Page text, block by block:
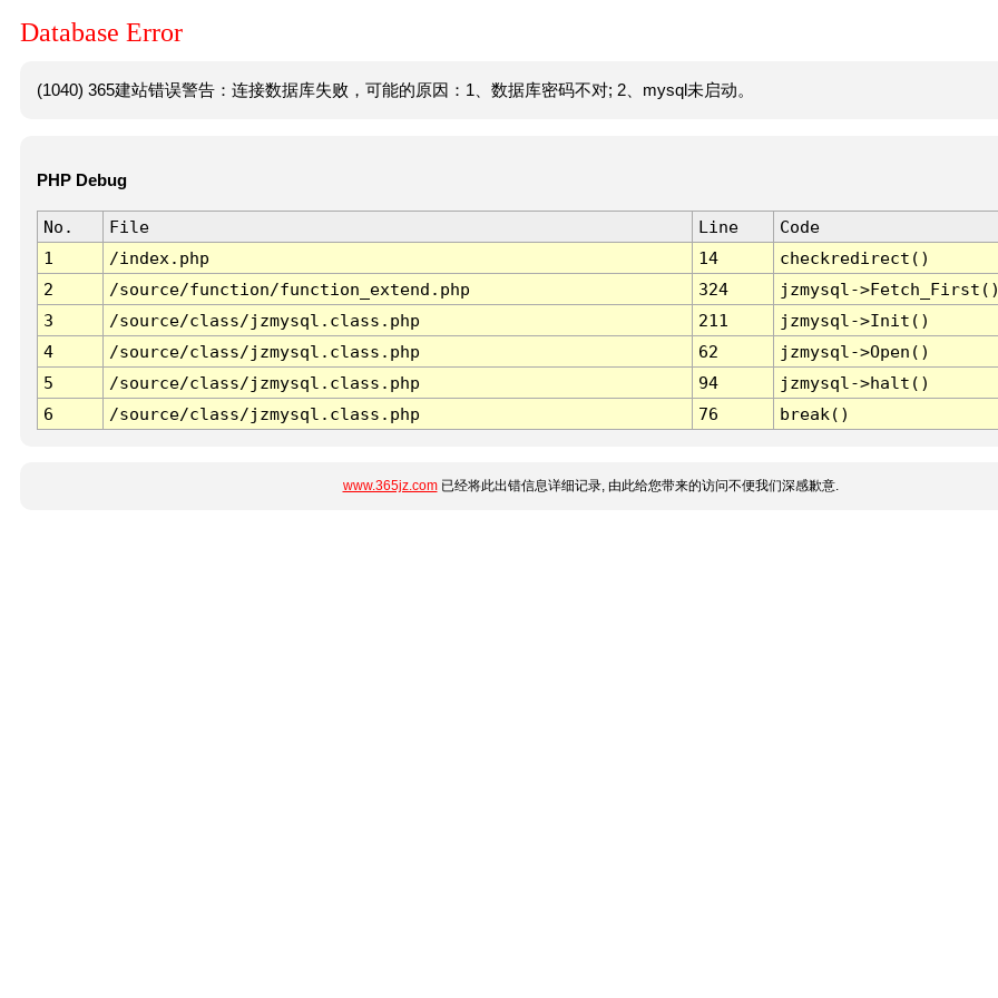
Database Error
(1040) 365建站错误警告：连接数据库失败，可能的原因：1、数据库密码不对; 2、mysql未启动。
PHP Debug
No. File Line
Code
1
/index.php 14
checkredirect()
2
/source/function/function_extend.php 324
jzmysql-
3
/source/class/jzmysql.class.php 211
jzmysql->Init()
4
/source/class/jzmysql.class.php 62
jzmysql->Open()
5
/source/class/jzmysql.class.php 94
jzmysql->halt()
6
/source/class/jzmysql.class.php 76 break()
www.365jz.com已经将此出错信息详细记录, 由此给您带来的访问不便我们深感歉意.